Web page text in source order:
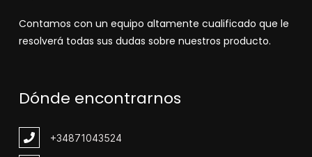
Contamos con un equipo altamente cualificado que le
resolverá todas sus dudas sobre nuestros producto.
Dónde encontrarnos
+34871043524